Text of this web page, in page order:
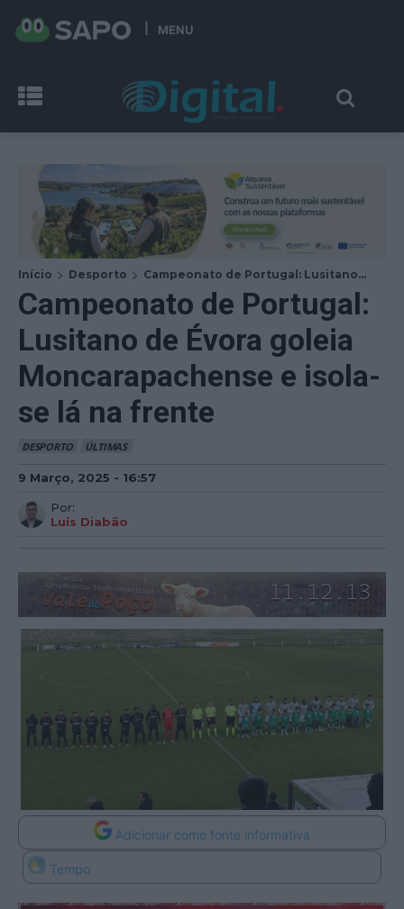
MENU
Início Desporto Campeonato de Portugal: Lusitano...
Campeonato de Portugal:
Lusitano de Évora goleia
Moncarapachense e isola-
se lá na frente
DESPORTO ÚLTIMAS
9 Março, 2025 - 16:57
Por:
Luís Diabão
Adicionar como fonte informativa
Tempo